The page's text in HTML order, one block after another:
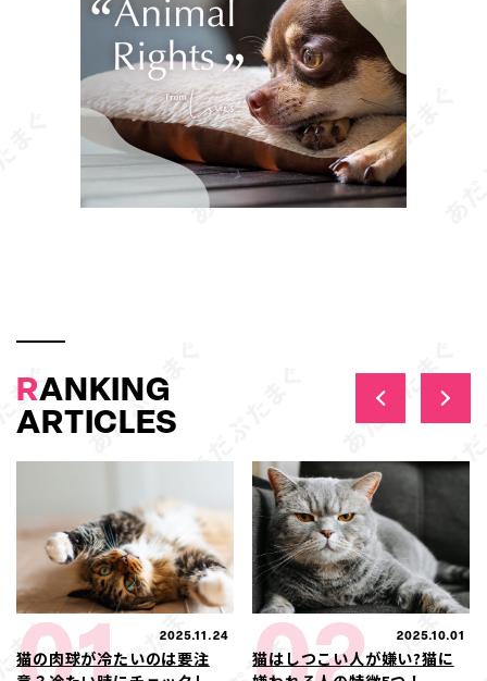
RANKING
ARTICLES
2025.11.24
猫の肉球が冷たいのは要注
2025.10.01
猫はしつこい人が嫌い?猫に